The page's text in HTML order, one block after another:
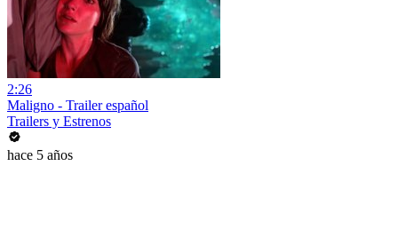
2:26
Maligno - Trailer español
Trailers y Estrenos
hace 5 años